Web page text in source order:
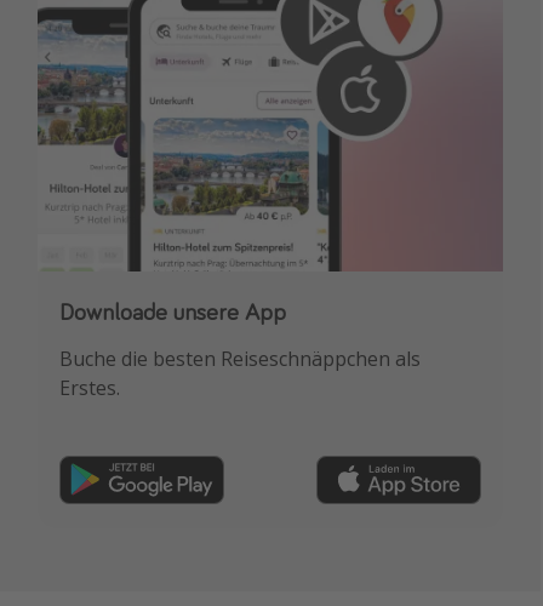
Downloade unsere App
Buche die besten Reiseschnäppchen als
Erstes.